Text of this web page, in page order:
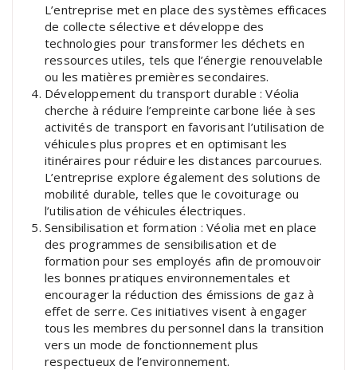
L’entreprise met en place des systèmes efficaces
de collecte sélective et développe des
technologies pour transformer les déchets en
ressources utiles, tels que l’énergie renouvelable
ou les matières premières secondaires.
Développement du transport durable : Véolia
cherche à réduire l’empreinte carbone liée à ses
activités de transport en favorisant l’utilisation de
véhicules plus propres et en optimisant les
itinéraires pour réduire les distances parcourues.
L’entreprise explore également des solutions de
mobilité durable, telles que le covoiturage ou
l’utilisation de véhicules électriques.
Sensibilisation et formation : Véolia met en place
des programmes de sensibilisation et de
formation pour ses employés afin de promouvoir
les bonnes pratiques environnementales et
encourager la réduction des émissions de gaz à
effet de serre. Ces initiatives visent à engager
tous les membres du personnel dans la transition
vers un mode de fonctionnement plus
respectueux de l’environnement.